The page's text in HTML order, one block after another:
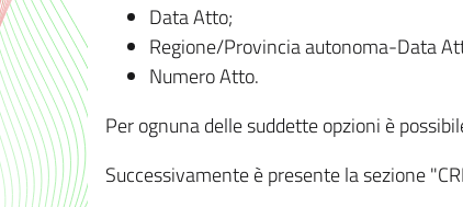
Data Atto;
Regione/Provincia autonoma-Data
Numero Atto.
Per ognuna delle suddette opzioni è
Successivamente è presente la sezione